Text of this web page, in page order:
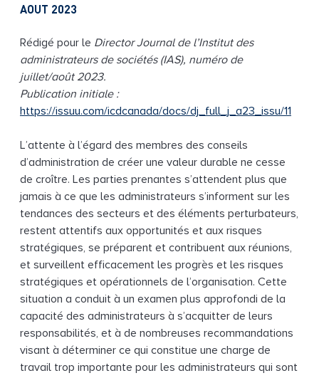
AOUT 2023
Rédigé pour le Director Journal de l’Institut des
administrateurs de sociétés (IAS), numéro de
juillet/août 2023.
Publication initiale :
https://issuu.com/icdcanada/docs/dj_full_j_a23_issu/11
L’attente à l’égard des membres des conseils
d’administration de créer une valeur durable ne cesse
de croître. Les parties prenantes s’attendent plus que
jamais à ce que les administrateurs s’informent sur les
tendances des secteurs et des éléments perturbateurs,
restent attentifs aux opportunités et aux risques
stratégiques, se préparent et contribuent aux réunions,
et surveillent efficacement les progrès et les risques
stratégiques et opérationnels de l’organisation. Cette
situation a conduit à un examen plus approfondi de la
capacité des administrateurs à s’acquitter de leurs
responsabilités, et à de nombreuses recommandations
visant à déterminer ce qui constitue une charge de
travail trop importante pour les administrateurs qui sont